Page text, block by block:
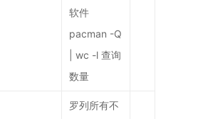
软件
pacman -Q
| wc -l 查询
数量
罗列所有不